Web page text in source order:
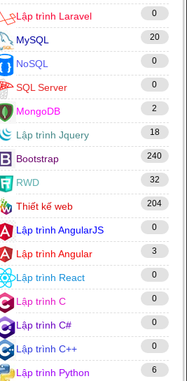
Lập trình Laravel 0
MySQL 20
NoSQL 0
SQL Server 0
MongoDB 2
Lập trình Jquery 18
Bootstrap 240
RWD 32
Thiết kế web 204
Lập trình AngularJS 0
Lập trình Angular 3
Lập trình React 0
Lập trình C 0
Lập trình C# 0
Lập trình C++ 0
Lập trình Python 6